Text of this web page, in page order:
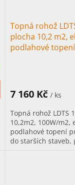
Topná rohož
plocha 10,2 m2,
podlahové
7 160 Kč / ks
Topná rohož LDTS
10,2m2, 100W/m2,
podlahové topení
do starších staveb,